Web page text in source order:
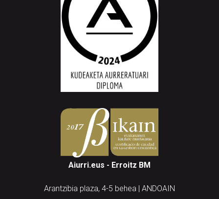
Aiurri.eus - Erroitz BM
Arantzibia plaza, 4-5 behea | ANDOAIN